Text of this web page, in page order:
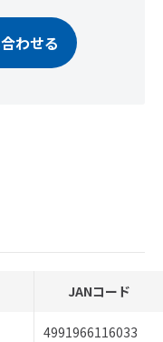
わせる
JANコード
4991966116033